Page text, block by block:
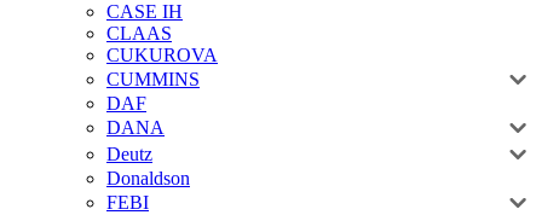
CASE IH
CLAAS
CUKUROVA
CUMMINS
DAF
DANA
Deutz
Donaldson
FEBI